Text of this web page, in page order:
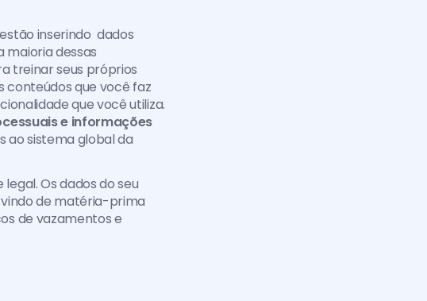
inserindo  dados
dessas
treinar seus próprios
conteúdos que você faz
que você utiliza.
e informações
ao sistema global da
Os dados do seu
de matéria-prima
de vazamentos e